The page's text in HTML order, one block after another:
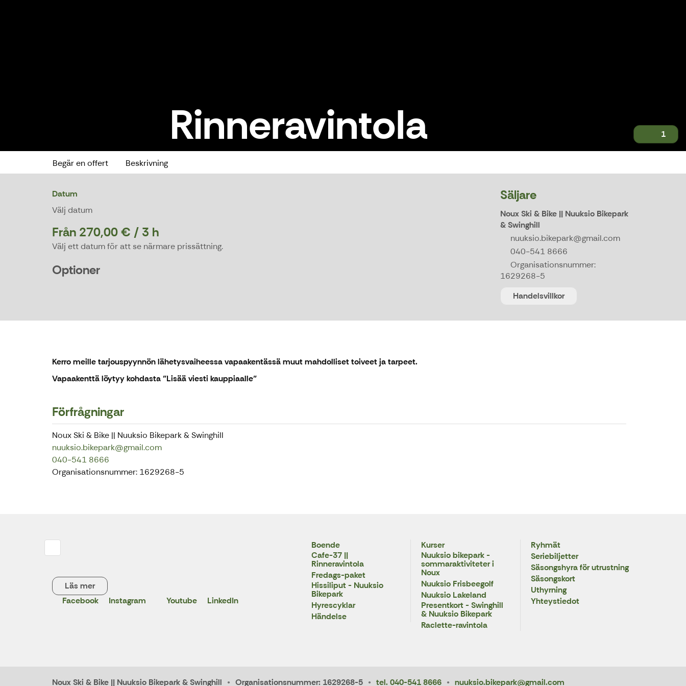
Rinneravintola 1
Begär en offert Beskrivning
Datum
Välj datum
Från 270,00 € / 3 h
Välj ett datum för att se närmare prissättning.
Optioner
Säljare
Noux Ski & Bike || Nuuksio Bikepark
& Swinghill
nuuksio.bikepark@gmail.com
040-541 8666
Organisationsnummer:
1629268-5
Handelsvillkor
Kerro meille tarjouspyynnön lähetysvaiheessa vapaakentässä muut mahdolliset toiveet ja tarpeet.
Vapaakenttä löytyy kohdasta "Lisää viesti kauppiaalle"
Förfrågningar
Noux Ski & Bike || Nuuksio Bikepark & Swinghill
nuuksio.bikepark@gmail.com
040-541 8666
Organisationsnummer: 1629268-5
Läs mer
Facebook
Instagram Youtube LinkedIn
Boende
Cafe-37 ||
Rinneravintola
Fredags-paket
Hissiliput - Nuuksio
Bikepark
Hyrescyklar
Händelse
Kurser
Nuuksio bikepark -
sommaraktiviteter i
Noux
Nuuksio Frisbeegolf
Nuuksio Lakeland
Presentkort - Swinghill
& Nuuksio Bikepark
Raclette-ravintola
Ryhmät
Seriebiljetter
Säsongshyra för utrustning
Säsongskort
Uthyrning
Yhteystiedot
Noux Ski & Bike || Nuuksio Bikepark & Swinghill Organisationsnummer: 1629268-5 tel. 040-541 8666 nuuksio.bikepark@gmail.com